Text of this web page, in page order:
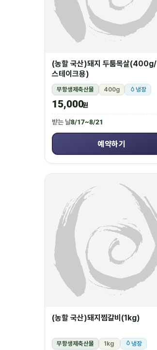
(농할 국산)돼지 두툼목살(400g/
스테이크용)
무항생제축산물 400g 냉장
15,000원
받는 날8/17~8/21
예약하기
(농할 국산)돼지찜갈비(1kg)
무항생제축산물 1kg 냉장